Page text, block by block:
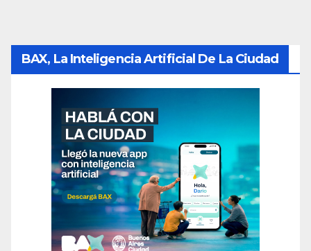
BAX, La Inteligencia Artificial De La Ciudad